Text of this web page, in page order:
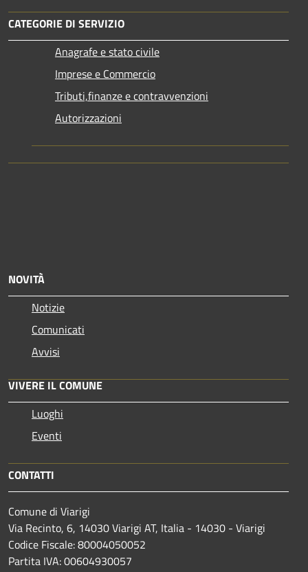
CATEGORIE DI SERVIZIO
Anagrafe e stato civile
Imprese e Commercio
Tributi,finanze e contravvenzioni
Autorizzazioni
NOVITÀ
Notizie
Comunicati
Avvisi
VIVERE IL COMUNE
Luoghi
Eventi
CONTATTI
Comune di Viarigi
Via Recinto, 6, 14030 Viarigi AT, Italia - 14030 - Viarigi
Codice Fiscale: 80004050052
Partita IVA: 00604930057